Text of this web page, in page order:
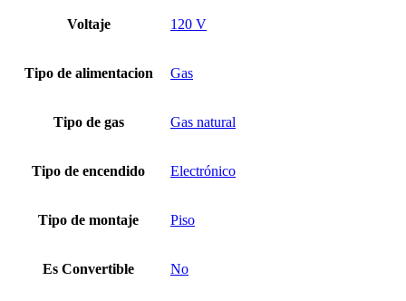
Voltaje 120 V
Tipo de alimentacion Gas
Tipo de gas Gas natural
Tipo de encendido Electrónico
Tipo de montaje Piso
Es Convertible No